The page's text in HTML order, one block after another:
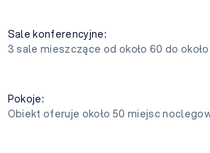
Sale konferencyjne:
3 sale mieszczące od około 60 do
Pokoje:
Obiekt oferuje około 50 miejsc